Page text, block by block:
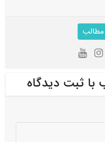
با ثبت دیدگاه